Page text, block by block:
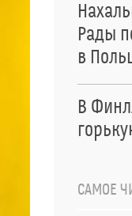
Рады
в
В
САМОЕ